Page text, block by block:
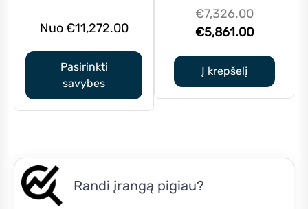
€11,272.00
Pasirinkti
savybes
options
may
on
the
€7,326.00Original
price
€5,861.00Current
Į krepšelį
Randi įrangą pigiau?